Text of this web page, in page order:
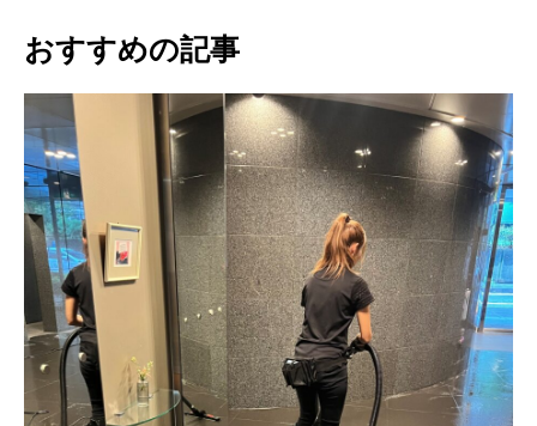
おすすめの記事